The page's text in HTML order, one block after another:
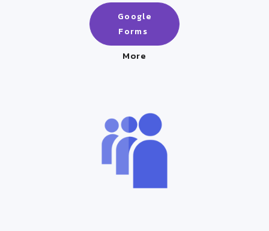
Google
Forms
More